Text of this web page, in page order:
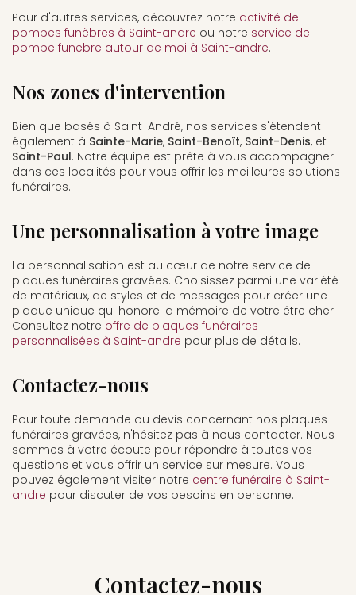
Pour d'autres services, découvrez notre activité de
pompes funèbres à Saint-andre ou notre service de
pompe funebre autour de moi à Saint-andre.
Nos zones d'intervention
Bien que basés à Saint-André, nos services s'étendent
également à Sainte-Marie, Saint-Benoît, Saint-Denis, et
Saint-Paul. Notre équipe est prête à vous accompagner
dans ces localités pour vous offrir les meilleures solutions
funéraires.
Une personnalisation à votre image
La personnalisation est au cœur de notre service de
plaques funéraires gravées. Choisissez parmi une variété
de matériaux, de styles et de messages pour créer une
plaque unique qui honore la mémoire de votre être cher.
Consultez notre offre de plaques funéraires
personnalisées à Saint-andre pour plus de détails.
Contactez-nous
Pour toute demande ou devis concernant nos plaques
funéraires gravées, n'hésitez pas à nous contacter. Nous
sommes à votre écoute pour répondre à toutes vos
questions et vous offrir un service sur mesure. Vous
pouvez également visiter notre centre funéraire à Saint-
andre pour discuter de vos besoins en personne.
Contactez-nous